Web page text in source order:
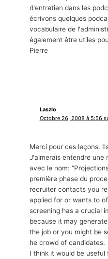
d'entretien dans les
écrivons quelques
vocabulaire de
également être utiles
Pierre
Laszlo
Octobre 26, 2008 à 5:56
Merci pour ces leçons.
J'aimerais entendre une
avec le nom:
première phase du
recruiter contacts you
applied for or wants to
screening has a crucial
because it may
the job or you might be
he crowd of candidates.
I think it would be